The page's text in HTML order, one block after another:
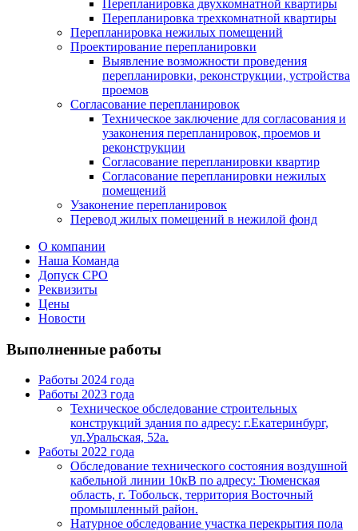
Перепланировка двухкомнатной квартиры
Перепланировка трехкомнатной квартиры
Перепланировка нежилых помещений
Проектирование перепланировки
Выявление возможности проведения
перепланировки, реконструкции, устройства
проемов
Согласование перепланировок
Техническое заключение для согласования и
узаконения перепланировок, проемов и
реконструкции
Согласование перепланировки квартир
Согласование перепланировки нежилых
помещений
Узаконение перепланировок
Перевод жилых помещений в нежилой фонд
О компании
Наша Команда
Допуск СРО
Реквизиты
Цены
Новости
Выполненные работы
Работы 2024 года
Работы 2023 года
Техническое обследование строительных
конструкций здания по адресу: г.Екатеринбург,
ул.Уральская, 52а.
Работы 2022 года
Обследование технического состояния воздушной
кабельной линии 10кВ по адресу: Тюменская
область, г. Тобольск, территория Восточный
промышленный район.
Натурное обследование участка перекрытия пола